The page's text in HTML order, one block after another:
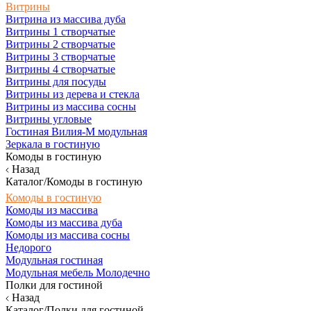
Витрины
Витрина из массива дуба
Витрины 1 створчатые
Витрины 2 створчатые
Витрины 3 створчатые
Витрины 4 створчатые
Витрины для посуды
Витрины из дерева и стекла
Витрины из массива сосны
Витрины угловые
Гостиная Вилия-М модульная
Зеркала в гостиную
Комоды в гостиную
Назад
Каталог/Комоды в гостиную
Комоды в гостиную
Комоды из массива
Комоды из массива дуба
Комоды из массива сосны
Недорого
Модульная гостиная
Модульная мебель Молодечно
Полки для гостиной
Назад